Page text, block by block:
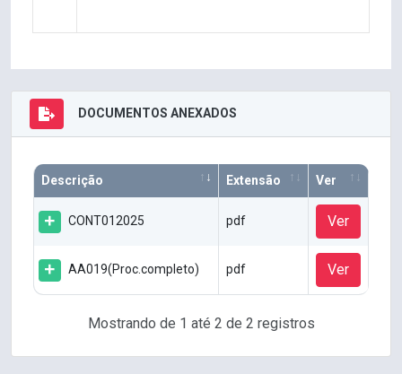
DOCUMENTOS ANEXADOS
Descrição Extensão Ver
CONT012025 pdf Ver
AA019(Proc.completo) pdf Ver
Mostrando de 1 até 2 de 2 registros